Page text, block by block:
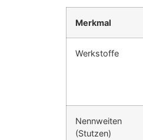
Merkmal
Werkstoffe
Nennweiten
(Stutzen)